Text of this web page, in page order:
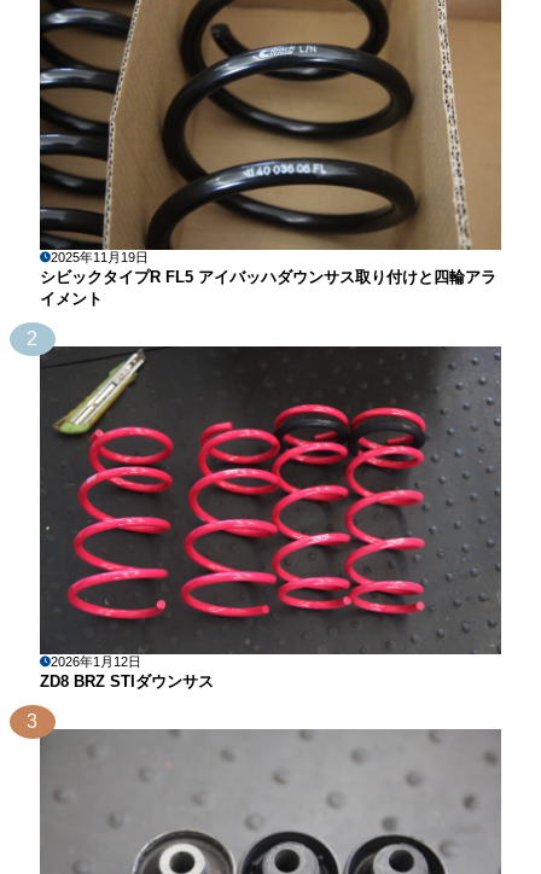
2025年11月19日
シビックタイプR FL5 アイバッハダウンサス取り付けと四輪アラ
イメント
2
2026年1月12日
ZD8 BRZ STIダウンサス
3